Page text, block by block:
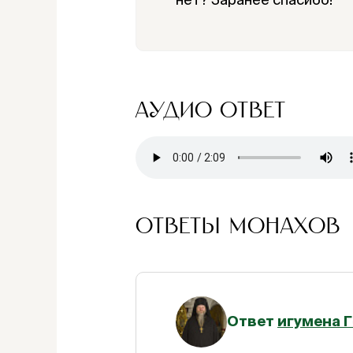
АУДИО ОТВЕТ
ОТВЕТЫ МОНАХОВ
Ответ игумена